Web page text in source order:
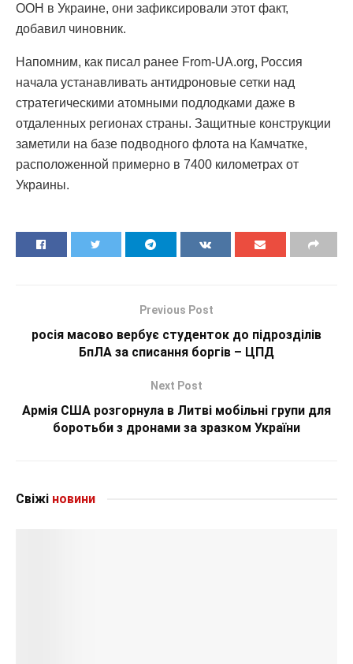
ООН в Украине, они зафиксировали этот факт,
добавил чиновник.
Напомним, как писал ранее From-UA.org, Россия
начала устанавливать антидроновые сетки над
стратегическими атомными подлодками даже в
отдаленных регионах страны. Защитные конструкции
заметили на базе подводного флота на Камчатке,
расположенной примерно в 7400 километрах от
Украины.
Previous Post
росія масово вербує студенток до підрозділів
БпЛА за списання боргів – ЦПД
Next Post
Армія США розгорнула в Литві мобільні групи для
боротьби з дронами за зразком України
Свіжі новини